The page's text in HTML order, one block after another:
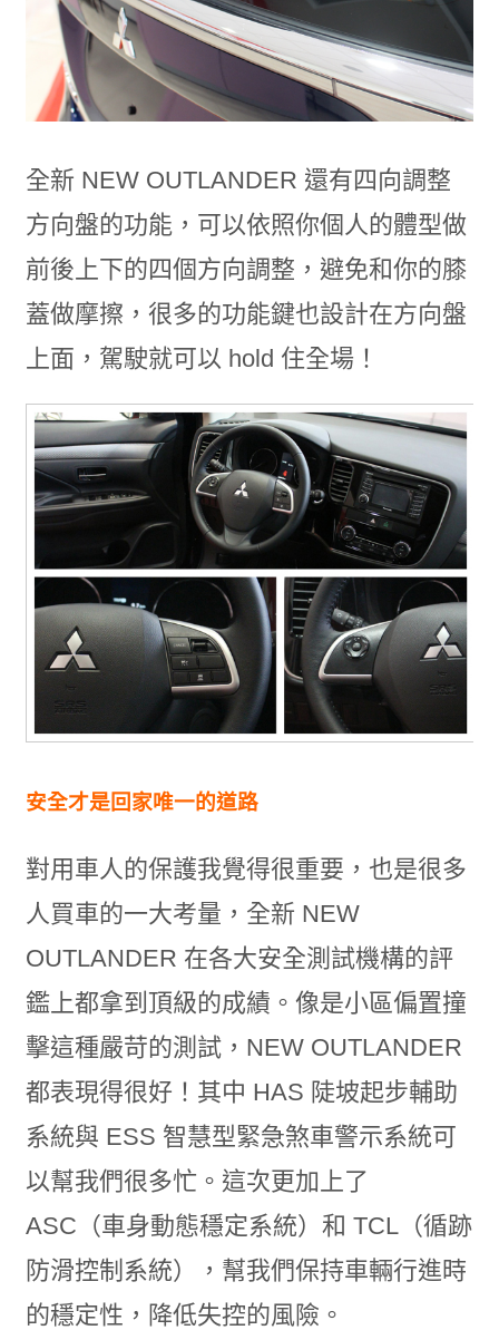
全新 NEW OUTLANDER 還有四向調整
方向盤的功能，可以依照你個人的體型做
前後上下的四個方向調整，避免和你的膝
蓋做摩擦，很多的功能鍵也設計在方向盤
上面，駕駛就可以 hold 住全場！
安全才是回家唯一的道路
對用車人的保護我覺得很重要，也是很多
人買車的一大考量，全新 NEW
OUTLANDER 在各大安全測試機構的評
鑑上都拿到頂級的成績。像是小區偏置撞
擊這種嚴苛的測試，NEW OUTLANDER
都表現得很好！其中 HAS 陡坡起步輔助
系統與 ESS 智慧型緊急煞車警示系統可
以幫我們很多忙。這次更加上了
ASC（車身動態穩定系統）和 TCL（循跡
防滑控制系統），幫我們保持車輛行進時
的穩定性，降低失控的風險。